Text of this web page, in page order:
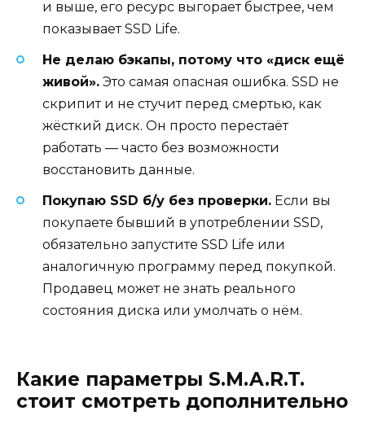
и выше, его ресурс выгорает быстрее, чем
показывает SSD Life.
Не делаю бэкапы, потому что «диск ещё
живой». Это самая опасная ошибка. SSD не
скрипит и не стучит перед смертью, как
жёсткий диск. Он просто перестаёт
работать — часто без возможности
восстановить данные.
Покупаю SSD б/у без проверки. Если вы
покупаете бывший в употреблении SSD,
обязательно запустите SSD Life или
аналогичную программу перед покупкой.
Продавец может не знать реального
состояния диска или умолчать о нём.
Какие параметры S.M.A.R.T.
стоит смотреть дополнительно